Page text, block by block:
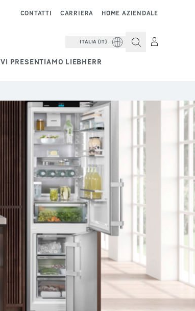
VI PRESENTIAMO LIEBHERR
HOME AZIENDALE
CARRIERA
CONTATTI
ITALIA (IT)